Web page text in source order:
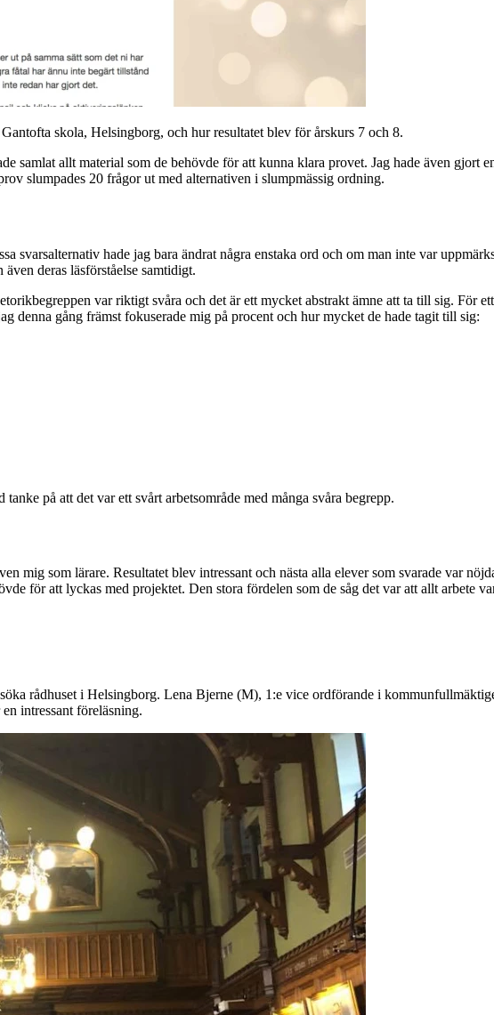
skola, Helsingborg, och hur resultatet blev för årskurs 7 och 8.
samlat allt material som de behövde för att kunna klara provet. Jag hade även gjort
slumpades 20 frågor ut med alternativen i slumpmässig ordning.
hade jag bara ändrat några enstaka ord och om man inte var
deras läsförståelse samtidigt.
var riktigt svåra och det är ett mycket abstrakt ämne att ta till sig. För
denna gång främst fokuserade mig på procent och hur mycket de hade tagit till sig:
på att det var ett svårt arbetsområde med många svåra begrepp.
mig som lärare. Resultatet blev intressant och nästa alla elever som svarade var
för att lyckas med projektet. Den stora fördelen som de såg det var att allt arbete
rådhuset i Helsingborg. Lena Bjerne (M), 1:e vice ordförande i
intressant föreläsning.